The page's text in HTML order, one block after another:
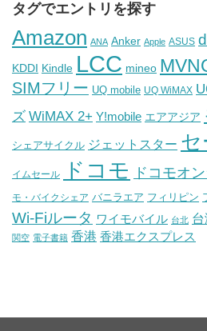
タグでエントリを探す
Amazon ANA Anker Apple ASUS
KDDI Kindle LCC mineo
SIMフリー UQ mobile UQ WiMAX
ズ WiMAX 2+ Y!mobile エアアジア
シェアサイクル ジェットスター セ
イムセール ドコモ ドコモオ
モ・バイクシェア バニラエア フィリピン
Wi-Fiルータ ワイモバイル 台北
関空 電子書籍 香港 香港エクスプレス